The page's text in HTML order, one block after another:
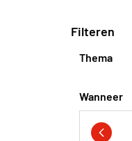
Filteren
Thema
Wanneer